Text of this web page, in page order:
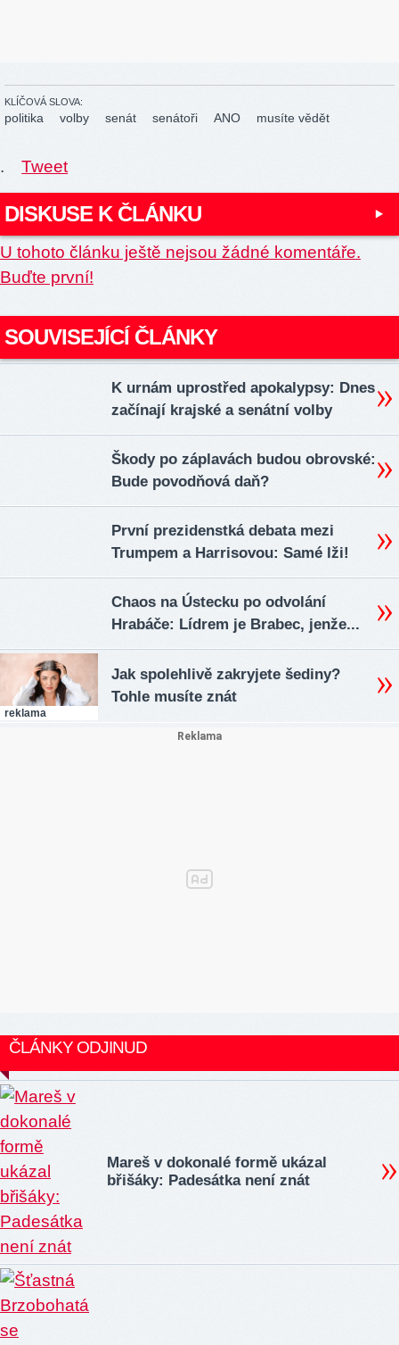
KLÍČOVÁ SLOVA:
politika volby senát senátoři ANO musíte vědět
. Tweet
DISKUSE K ČLÁNKU
U tohoto článku ještě nejsou žádné komentáře.
Buďte první!
SOUVISEJÍCÍ ČLÁNKY
K urnám uprostřed apokalypsy: Dnes
začínají krajské a senátní volby
Škody po záplavách budou obrovské:
Bude povodňová daň?
První prezidenstká debata mezi
Trumpem a Harrisovou: Samé lži!
Chaos na Ústecku po odvolání
Hrabáče: Lídrem je Brabec, jenže...
reklama
Jak spolehlivě zakryjete šediny?
Tohle musíte znát
ČLÁNKY ODJINUD
Mareš v dokonalé formě ukázal
břišáky: Padesátka není znát